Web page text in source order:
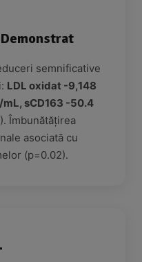
semnificative
LDL oxidat -9,148
sCD163 -50.4
Îmbunătățirea
asociată cu
(p=0.02).